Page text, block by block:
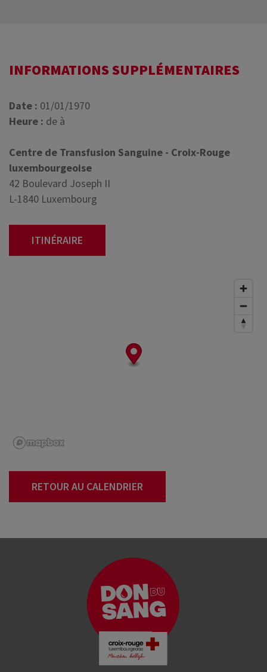
INFORMATIONS SUPPLÉMENTAIRES
Date : 01/01/1970
Heure : de à
Centre de Transfusion Sanguine - Croix-Rouge
luxembourgeoise
42 Boulevard Joseph II
L-1840 Luxembourg
ITINÉRAIRE
RETOUR AU CALENDRIER